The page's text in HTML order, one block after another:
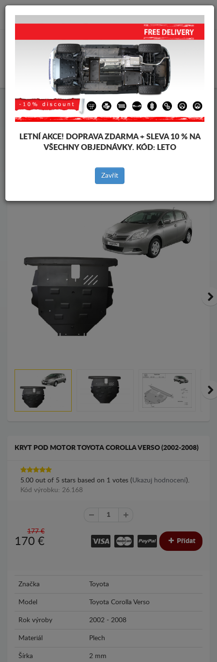
info@krytpodmotor.com
Kryt pod motor Toyota
Kryt pod motor Toyota Corolla Verso
Značky
Značky vozidel
Zpět na produkty
KRYT POD MOTOR TOYOTA COROLLA VERSO (2002-2008)
5.00 out of 5 stars based on 1 votes (Ukazuj hodnocení).
Kód výrobku: 26.168
177 €
170 € Přídat
Značka Toyota
Model Toyota Corolla Verso
Rok výroby 2002 - 2008
Materiál Plech
Šírka 2 mm
LETNÍ AKCE! DOPRAVA ZDARMA + SLEVA 10 % NA
VŠECHNY OBJEDNÁVKY. KÓD: LETO
Zavřít